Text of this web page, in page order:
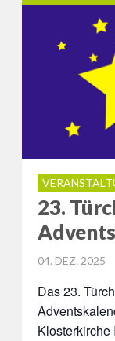
23.
POSTED
04. DEZ. 2025
Das 23.
Klosterkirche